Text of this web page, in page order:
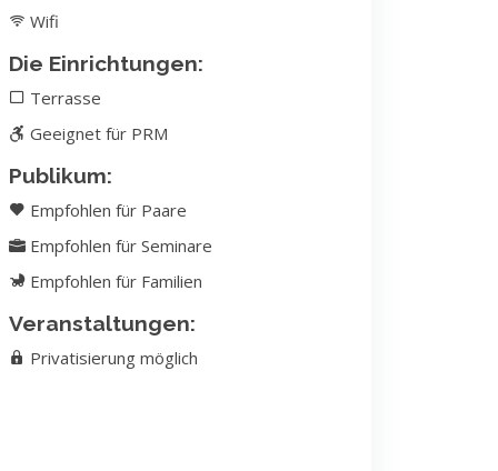
Wifi
Die Einrichtungen:
Terrasse
Geeignet für PRM
Publikum:
Empfohlen für Paare
Empfohlen für Seminare
Empfohlen für Familien
Veranstaltungen:
Privatisierung möglich